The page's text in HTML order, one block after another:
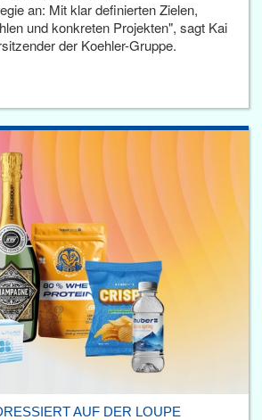
an: Mit klar definierten Zielen,
und konkreten Projekten", sagt Kai
der Koehler-Gruppe.
AUF DER LOUPE